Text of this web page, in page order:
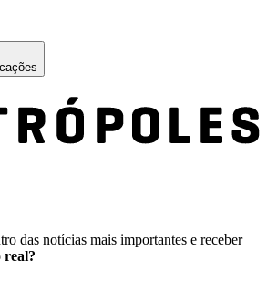
das notícias mais importantes e receber
real?